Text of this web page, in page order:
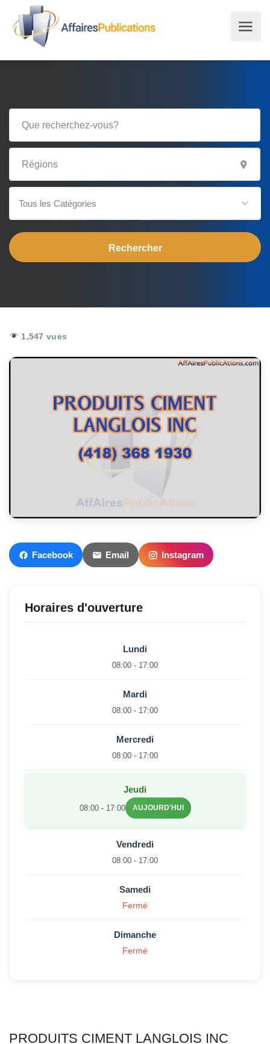
Tous les Catégories
1,547 vues
Facebook Email Instagram
Horaires d'ouverture
Lundi
08:00 - 17:00
Mardi
08:00 - 17:00
Mercredi
08:00 - 17:00
Jeudi
08:00 - 17:00 AUJOURD'HUI
Vendredi
08:00 - 17:00
Samedi
Fermé
Dimanche
Fermé